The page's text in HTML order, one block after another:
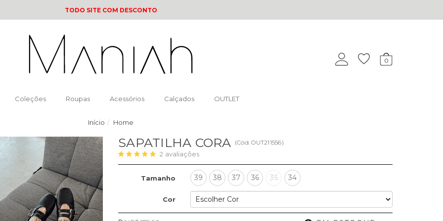
TODO SITE COM DESCONTO
0
Coleções Roupas Acessórios Calçados OUTLET
Início Home
SAPATILHA CORA (Cód.OUT211556)
2 avaliações
Tamanho 39 38 37 36 35 34
Cor